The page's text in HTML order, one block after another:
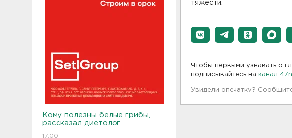
Кому полезны белые грибы,
рассказал диетолог
17:00
тяжести.
Чтобы первыми узнавать о
подписывайтесь на канал
Увидели опечатку?